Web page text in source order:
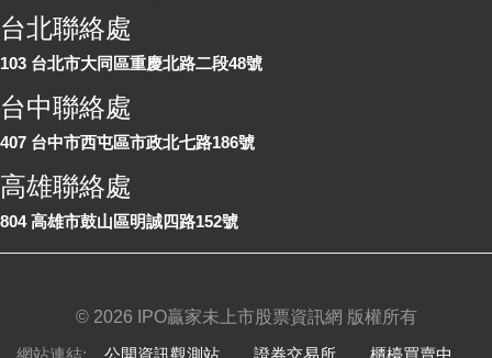
台北聯絡處
103 台北市大同區重慶北路二段48號
台中聯絡處
407 台中市西屯區市政北七路186號
高雄聯絡處
804 高雄市鼓山區明誠四路152號
© 2026 IPO贏家未上市股票資訊網 版權所有